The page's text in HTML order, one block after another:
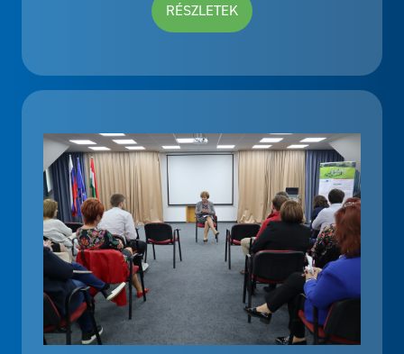
RÉSZLETEK